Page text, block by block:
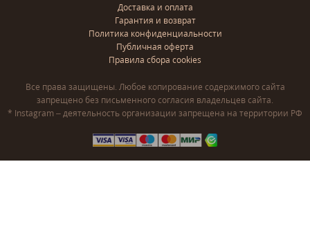
Доставка и оплата
Гарантия и возврат
Политика конфиденциальности
Публичная оферта
Правила сбора cookies
Все права защищены. Любое копирование содержимого сайта
запрещено без письменного согласия владельцев сайта.
* Instagram – деятельность организации запрещена на территории РФ